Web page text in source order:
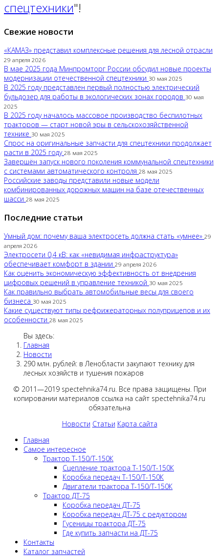
спецтехники"!
Свежие новости
«КАМАЗ» представил комплексные решения для лесной отрасли
29 апреля 2026
В мае 2025 года Минпромторг России обсудил новые проекты
модернизации отечественной спецтехники 30 мая 2025
В 2025 году представлен первый полностью электрический
бульдозер для работы в экологических зонах городов 30 мая
2025
В 2025 году началось массовое производство беспилотных
тракторов — старт новой эры в сельскохозяйственной
технике 30 мая 2025
Спрос на оригинальные запчасти для спецтехники продолжает
расти в 2025 году 28 мая 2025
Завершён запуск нового поколения коммунальной спецтехники
с системами автоматического контроля 28 мая 2025
Российские заводы представили новые модели
комбинированных дорожных машин на базе отечественных
шасси 28 мая 2025
Последние статьи
Умный дом: почему ваша электросеть должна стать «умнее» 29
апреля 2026
Электросети 0,4 кВ: как «невидимая инфраструктура»
обеспечивает комфорт в здании 29 апреля 2026
Как оценить экономическую эффективность от внедрения
цифровых решений в управление техникой 30 мая 2025
Как правильно выбрать автомобильные весы для своего
бизнеса 30 мая 2025
Какие существуют типы рефрижераторных полуприцепов и их
особенности 28 мая 2025
Вы здесь:
Главная
Новости
290 млн. рублей: в Ленобласти закупают технику для
лесных хозяйств и тушения пожаров
© 2011—2019 spectehnika74.ru. Все права защищены. При
копировании материалов ссылка на сайт spectehnika74.ru
обязательна
Новости Статьи Карта сайта
Главная
Самое интересное
Трактор Т-150/Т-150К
Сцепление трактора Т-150/Т-150К
Коробка передач Т-150/Т-150К
Двигатели трактора Т-150/Т-150К
Трактор ДТ-75
Коробка передач ДТ-75
Коробка передач ДТ-75 с редуктором
Гусеницы трактора ДТ-75
Где купить запчасти на ДТ-75
Контакты
Каталог запчастей